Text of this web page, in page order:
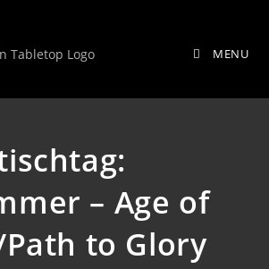
MENU
to Glory
– Age of
to Glory